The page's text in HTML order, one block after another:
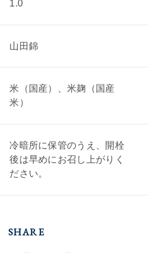
1.0
山田錦
米（国産）、米麹（国産
米）
冷暗所に保管のうえ、開栓
後は早めにお召し上がりく
ださい。
SHARE